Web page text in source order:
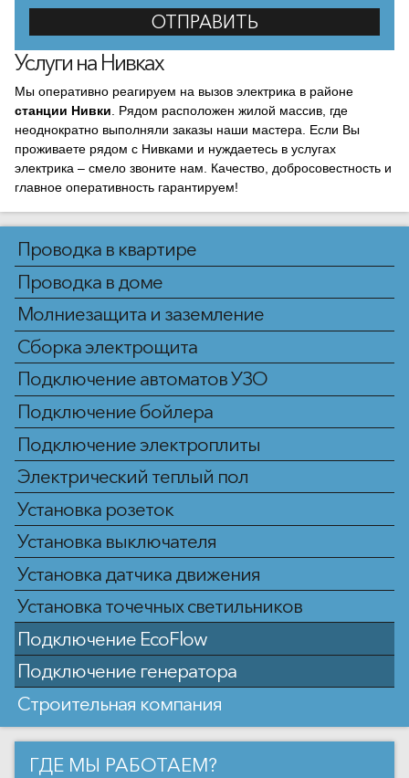
Проводка в квартире
Проводка в доме
Молниезащита и заземление
Сборка электрощита
Подключение автоматов УЗО
Подключение бойлера
Подключение электроплиты
Электрический теплый пол
Установка розеток
Установка выключателя
Установка датчика движения
Установка точечных светильников
Подключение EcoFlow
Подключение генератора
Строительная компания
ГДЕ МЫ РАБОТАЕМ?
Услуги на Нивках
Мы оперативно реагируем на вызов электрика в районе
станции Нивки . Рядом расположен жилой массив, где
неоднократно выполняли заказы наши мастера. Если Вы
проживаете рядом с Нивками и нуждаетесь в услугах
электрика – смело звоните нам. Качество, добросовестность и
главное оперативность гарантируем!